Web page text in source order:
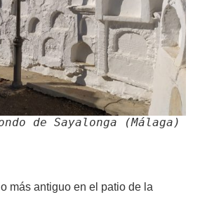
de Sayalonga (Málaga)
más antiguo en el patio de la